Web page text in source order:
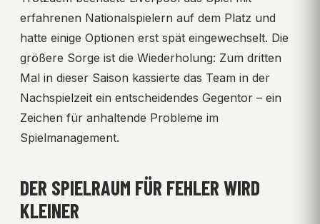
erfahrenen Nationalspielern auf dem Platz und
hatte einige Optionen erst spät eingewechselt. Die
größere Sorge ist die Wiederholung: Zum dritten
Mal in dieser Saison kassierte das Team in der
Nachspielzeit ein entscheidendes Gegentor – ein
Zeichen für anhaltende Probleme im
Spielmanagement.
DER SPIELRAUM FÜR FEHLER WIRD
KLEINER